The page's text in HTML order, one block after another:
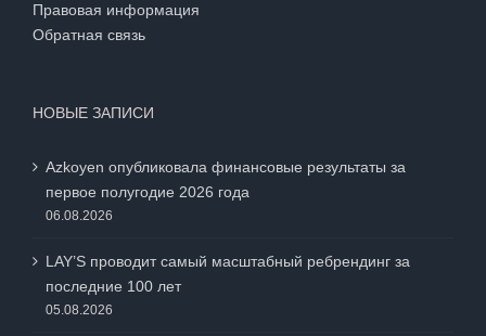
Правовая информация
Обратная связь
НОВЫЕ ЗАПИСИ
Azkoyen опубликовала финансовые результаты за
первое полугодие 2026 года
06.08.2026
LAY’S проводит самый масштабный ребрендинг за
последние 100 лет
05.08.2026